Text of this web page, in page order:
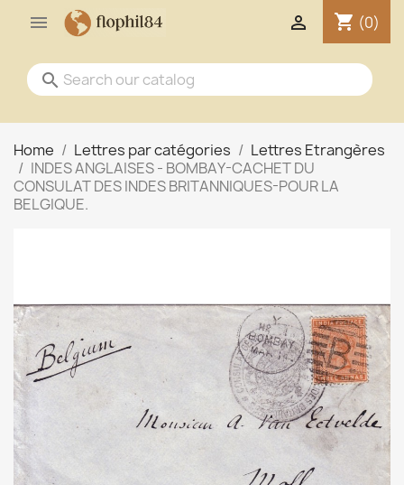
 shopping_cart (0)

search
Home Lettres par catégories
Lettres Etrangères
INDES ANGLAISES - BOMBAY-CACHET DU
CONSULAT DES INDES BRITANNIQUES-POUR LA
BELGIQUE.